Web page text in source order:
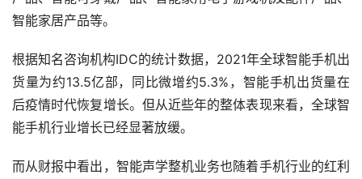
能手机行业增长已经显著放缓。
不再高速增长、销量放缓，那耳机业务势必也会成为随之呈
现出下滑的趋势，而歌尔股份也表明未来业务布局将主要从
智能硬件业务AR/VR领域发力。